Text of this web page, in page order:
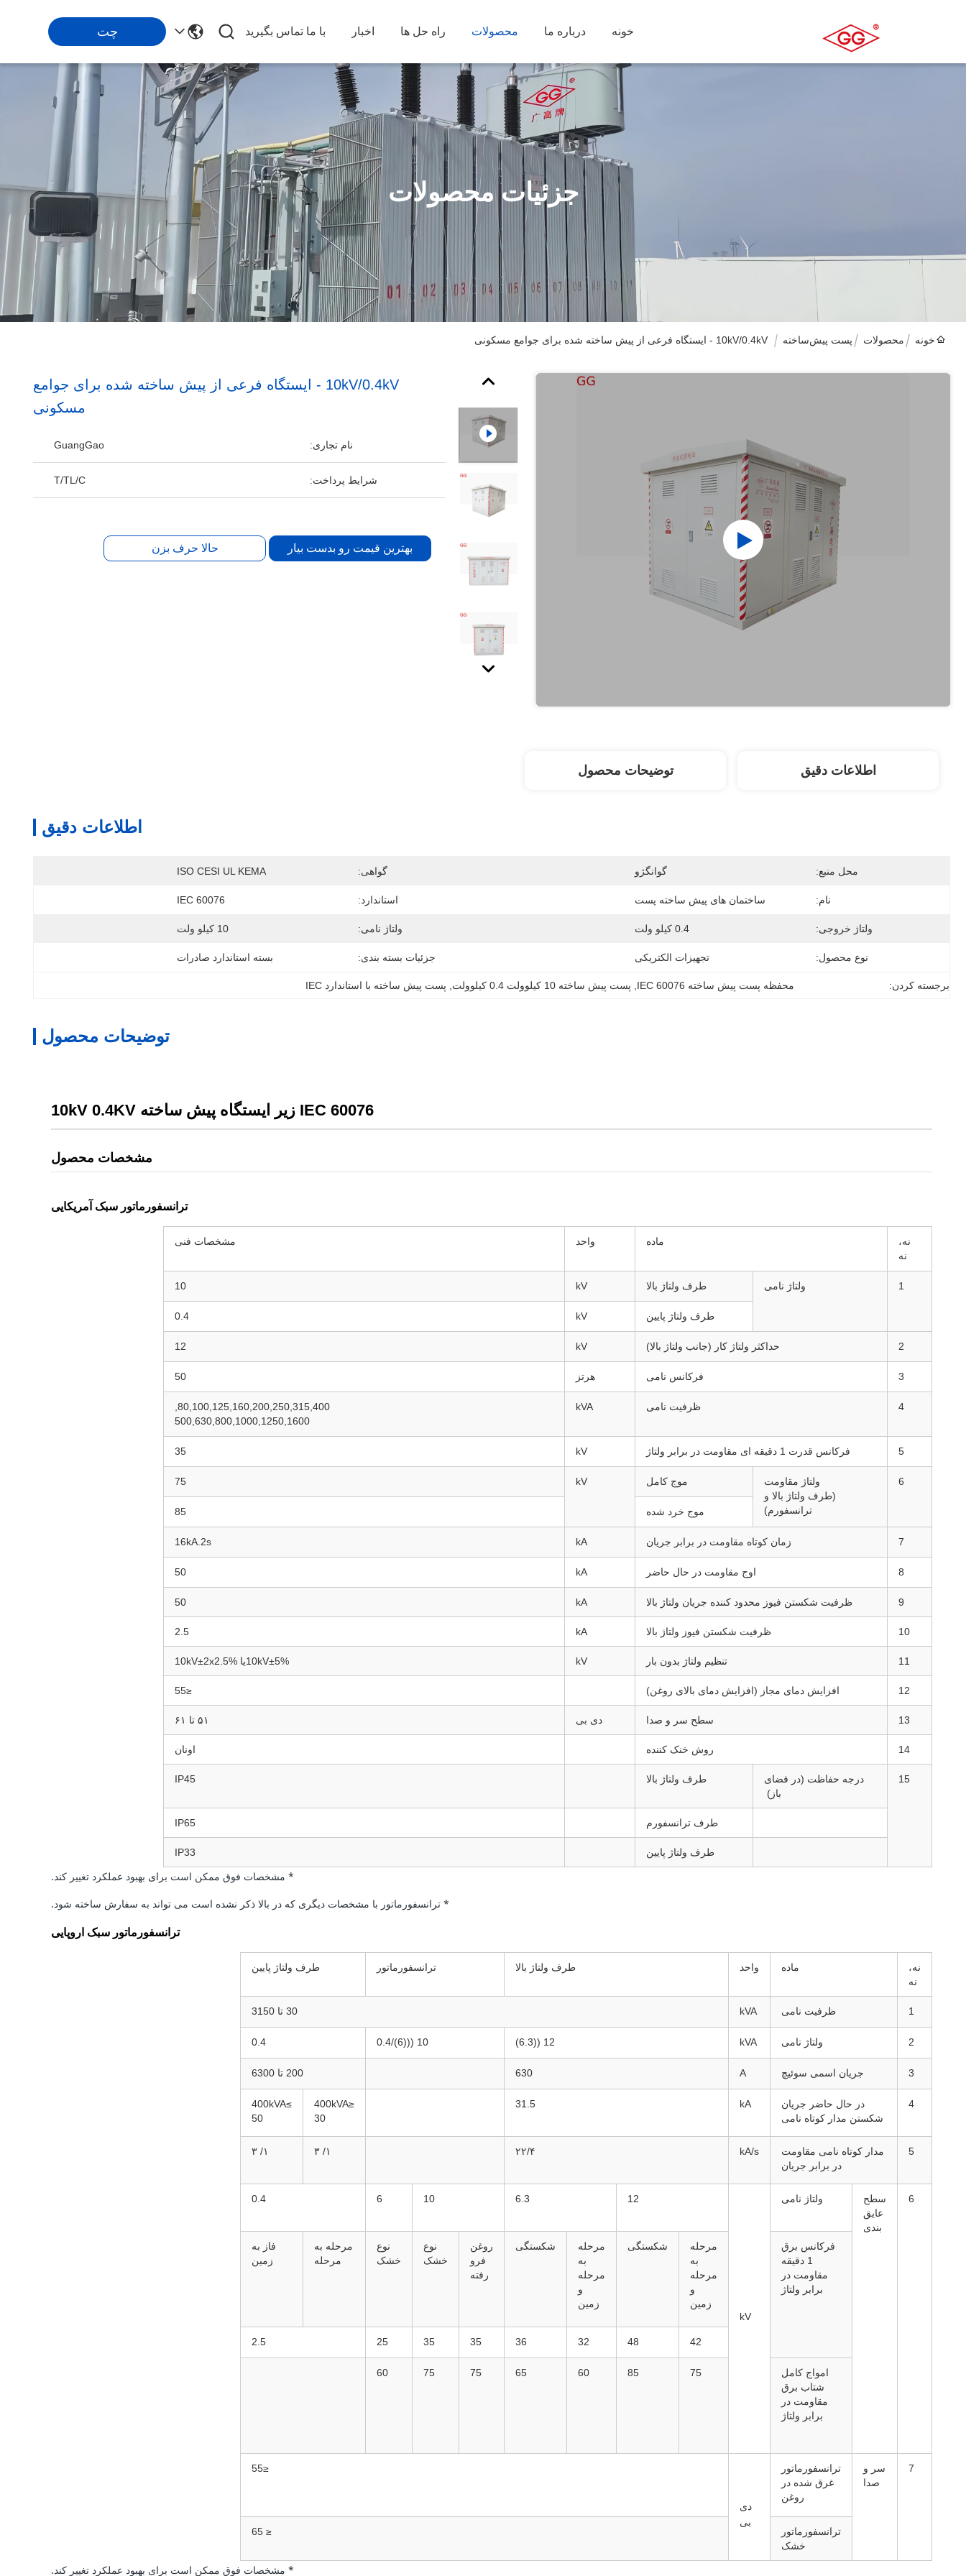
خونه درباره ما محصولات راه حل ها اخبار با ما تماس بگیرید چت
جزئیات محصولات
خونه محصولات پست پیش‌ساخته 10kV/0.4kV - ایستگاه فرعی از پیش ساخته شده برای جوامع مسکونی
10kV/0.4kV - ایستگاه فرعی از پیش ساخته شده برای جوامع
مسکونی
نام تجاری: GuangGao
شرایط پرداخت: T/TL/C
بهترین قیمت رو بدست بیار حالا حرف بزن
اطلاعات دقیق توضیحات محصول
اطلاعات دقیق
محل منبع: گوانگژو گواهی: ISO CESI UL KEMA
نام: ساختمان های پیش ساخته پست استاندارد: IEC 60076
ولتاژ خروجی: 0.4 کیلو ولت ولتاژ نامی: 10 کیلو ولت
نوع محصول: تجهیزات الکتریکی جزئیات بسته بندی: بسته استاندارد صادرات
برجسته کردن: محفظه پست پیش ساخته IEC 60076 پست پیش ساخته 10 کیلوولت 0.4 کیلوولت پست پیش ساخته با استاندارد IEC
توضیحات محصول
IEC 60076 زیر ایستگاه پیش ساخته 10kV 0.4KV
مشخصات محصول
ترانسفورماتور سبک آمریکایی
نه،
نه
ماده واحد مشخصات فنی
1 ولتاژ نامی طرف ولتاژ بالا kV
10
طرف ولتاژ پایین kV
0.4
2 حداکثر ولتاژ کار (جانب ولتاژ بالا) kV
12
3 فرکانس نامی هرتز 50
4 ظرفیت نامی kVA
80 100 125 160 200 250 315 400
500 630 800 1000 1250 1600
5 فرکانس قدرت 1 دقیقه ای مقاومت در برابر ولتاژ kV
35
6
ولتاژ مقاومت
(طرف ولتاژ بالا و
ترانسفورم)
موج کامل kV
75
موج خرد شده 85
7 زمان کوتاه مقاومت در برابر جریان kA
16kA.2s
8 اوج مقاومت در حال حاضر kA
50
9 ظرفیت شکستن فیوز محدود کننده جریان ولتاژ بالا kA
50
10 ظرفیت شکستن فیوز ولتاژ بالا kA
2.5
11 تنظیم ولتاژ بدون بار kV 10kV±5%یا 10kV±2x2.5%
12 افزایش دمای مجاز (افزایش دمای بالای روغن) ≤55
13 سطح سر و صدا دی بی ۵۱ تا ۶۱
14 روش خنک کننده اونان
15
درجه حفاظت (در فضای
باز)
طرف ولتاژ بالا IP45
طرف ترانسفورم IP65
طرف ولتاژ پایین IP33
* مشخصات فوق ممکن است برای بهبود عملکرد تغییر کند.
* ترانسفورماتور با مشخصات دیگری که در بالا ذکر نشده است می تواند به سفارش ساخته شود.
ترانسفورماتور سبک اروپایی
نه،
نه
ماده واحد طرف ولتاژ بالا ترانسفورماتور طرف ولتاژ پایین
1 ظرفیت نامی kVA 30 تا 3150
2 ولتاژ نامی kVA
12 ((6.3)
10 (((6)/0.4
0.4
3 جریان اسمی سوئیچ A
630 200 تا 6300
4
در حال حاضر جریان
شکستن مدار کوتاه نامی
kA
31.5
≤400kVA
30
≥400kVA
50
5
مدار کوتاه نامی مقاومت
در برابر جریان
kA/s ۲۲/۴ ۱/ ۳ ۱/ ۳
6
سطح
عایق
بندی
ولتاژ نامی
kV
12
6.3
10
6
0.4
فرکانس برق
1 دقیقه
مقاومت در
برابر ولتاژ
مرحله
به
مرحله
و
زمین
شکستگی
مرحله
به
مرحله
و
زمین
شکستگی
روغن
فرو
رفته
نوع
خشک
نوع
خشک
مرحله به
مرحله
فاز به
زمین
42
48
32
36
35
35
25
2.5
امواج کامل
شتاب برق
مقاومت در
برابر ولتاژ
75
85
60
65
75
75
60
7
سر و
صدا
ترانسفورماتور
غرق شده در
روغن
دی
بی
≤55
ترانسفورماتور
خشک
≤ 65
* مشخصات فوق ممکن است برای بهبود عملکرد تغییر کند.